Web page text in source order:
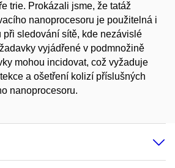
trie. Prokázali jsme, že tatáž
nanoprocesoru je použitelná i
při sledování sítě, kde nezávislé
vyjádřené v podmnožině
mohou incidovat, což vyžaduje
a ošetření kolizí příslušných
nanoprocesoru.